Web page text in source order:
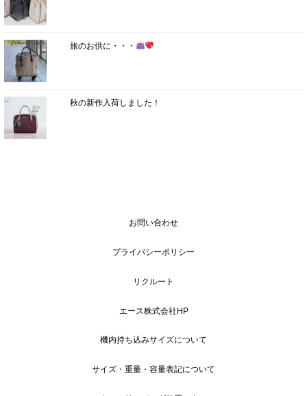
旅のお供に・・・
秋の新作入荷しました！
お問い合わせ
プライバシーポリシー
リクルート
エース株式会社HP
機内持ち込みサイズについて
サイズ・重量・容量表記について